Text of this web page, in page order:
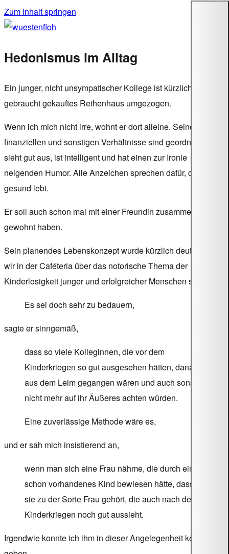
Zum Inhalt springen
wuestenfloh
Hedonismus im Alltag
Ein junger, nicht unsympatischer Kollege ist kürzlich in sein
gebraucht gekauftes Reihenhaus umgezogen.
Wenn ich mich nicht irre, wohnt er dort alleine. Seine
finanziellen und sonstigen Verhältnisse sind geordnet. Er
sieht gut aus, ist intelligent und hat einen zur Ironie
neigenden Humor. Alle Anzeichen sprechen dafür, dass er
gesund lebt.
Er soll auch schon mal mit einer Freundin zusammen
gewohnt haben.
Sein planendes Lebenskonzept wurde kürzlich deutlich, als
wir in der Caféteria über das notorische Thema der
Kinderlosigkeit junger und erfolgreicher Menschen sprachen.
Es sei doch sehr zu bedauern,
sagte er sinngemäß,
dass so viele Kolleginnen, die vor dem
Kinderkriegen so gut ausgesehen hätten, danach
aus dem Leim gegangen wären und auch sonst
nicht mehr auf ihr Äußeres achten würden.
Eine zuverlässige Methode wäre es,
und er sah mich insistierend an,
wenn man sich eine Frau nähme, die durch ein
schon vorhandenes Kind bewiesen hätte, dass
sie zu der Sorte Frau gehört, die auch nach dem
Kinderkriegen noch gut aussieht.
Irgendwie konnte ich ihm in dieser Angelegenheit keinen Rat